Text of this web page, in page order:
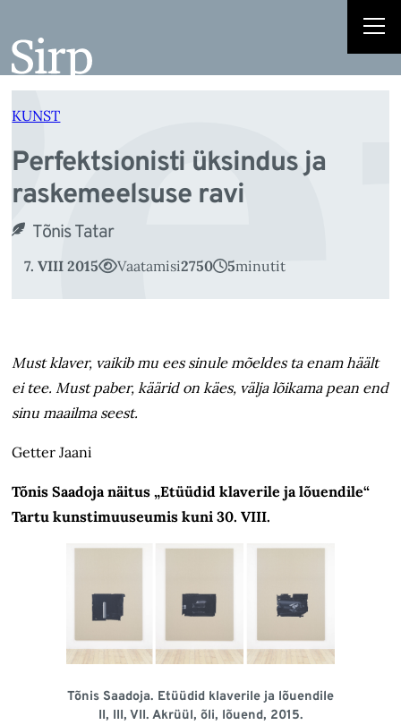
juurde
KUNST
Perfektsionisti üksindus ja
raskemeelsuse ravi
Tõnis Tatar
7. VIII 2015 Vaatamisi2750 5minutit
Must klaver, vaikib mu ees sinule mõeldes ta enam häält
ei tee. Must paber, käärid on käes, välja lõikama pean end
sinu maailma seest.
Getter Jaani
Tõnis Saadoja näitus „Etüüdid klaverile ja lõuendile“
Tartu kunstimuuseumis kuni 30. VIII.
Tõnis Saadoja. Etüüdid klaverile ja lõuendile
II, III, VII. Akrüül, õli, lõuend, 2015.